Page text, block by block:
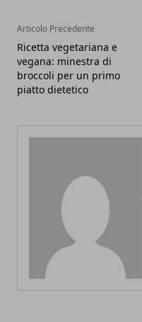
Articolo Precedente
Ricetta vegetariana e
vegana: minestra di
broccoli per un primo
piatto dietetico